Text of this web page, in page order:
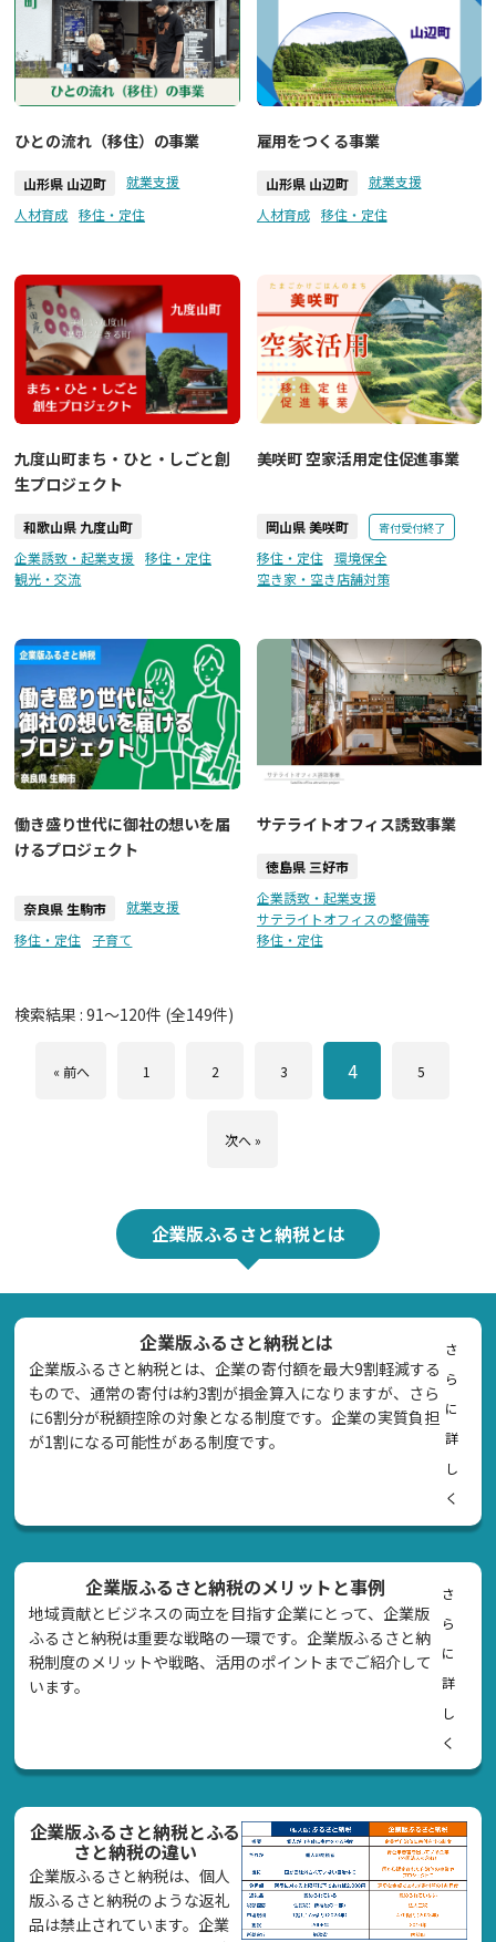
ひとの流れ（移住）の事業
山形県 山辺町
就業支援
人材育成
移住・定住
雇用をつくる事業
山形県 山辺町
就業支援
人材育成
移住・定住
九度山町まち・ひと・しごと創
生プロジェクト
和歌山県 九度山町
企業誘致・起業支援
移住・定住
観光・交流
美咲町 空家活用定住促進事業
岡山県 美咲町 寄付受付終了
移住・定住
環境保全
空き家・空き店舗対策
働き盛り世代に御社の想いを届
けるプロジェクト
奈良県 生駒市
就業支援
移住・定住
子育て
サテライトオフィス誘致事業
徳島県 三好市
企業誘致・起業支援
サテライトオフィスの整備等
移住・定住
検索結果 :91～120件 (全149件)
« 前へ 1 2 3 4 5
次へ »
企業版ふるさと納税とは
企業版ふるさと納税とは
企業版ふるさと納税とは、企業の寄付額を最大9割軽減する
もので、通常の寄付は約3割が損金算入になりますが、さら
に6割分が税額控除の対象となる制度です。企業の実質負担
が1割になる可能性がある制度です。
さ
ら
に
詳
し
く
企業版ふるさと納税のメリットと事例
地域貢献とビジネスの両立を目指す企業にとって、企業版
ふるさと納税は重要な戦略の一環です。企業版ふるさと納
税制度のメリットや戦略、活用のポイントまでご紹介して
います。
さ
ら
に
詳
し
く
企業版ふるさと納税とふる
さと納税の違い
企業版ふるさと納税は、個人
版ふるさと納税のような返礼
品は禁止されています。企業